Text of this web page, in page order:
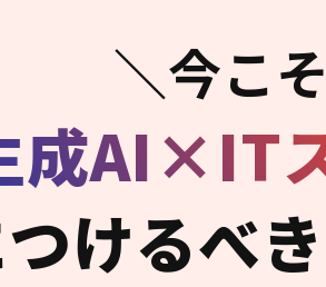
＼今こ
成AI×IT
けるべ